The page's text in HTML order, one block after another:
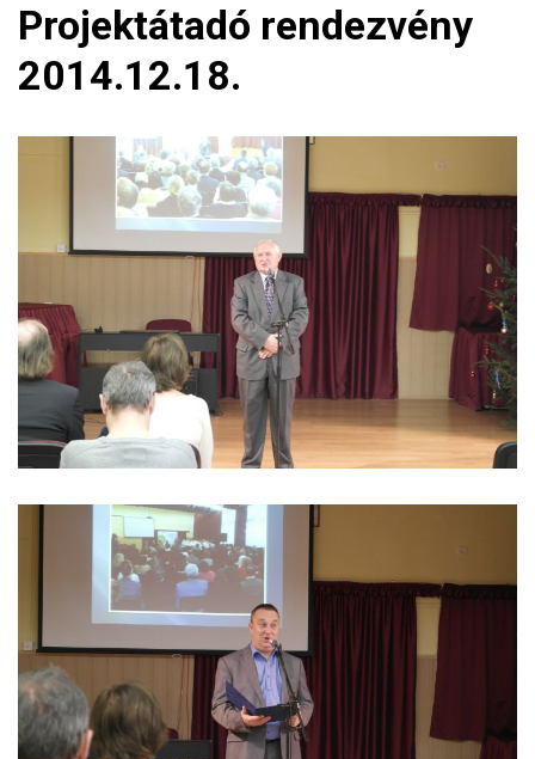
Projektátadó rendezvény
2014.12.18.